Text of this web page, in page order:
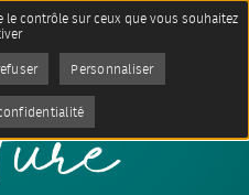
AddToAny (share) est désactivé.
le contrôle sur ceux que vous souhaitez
Personnaliser